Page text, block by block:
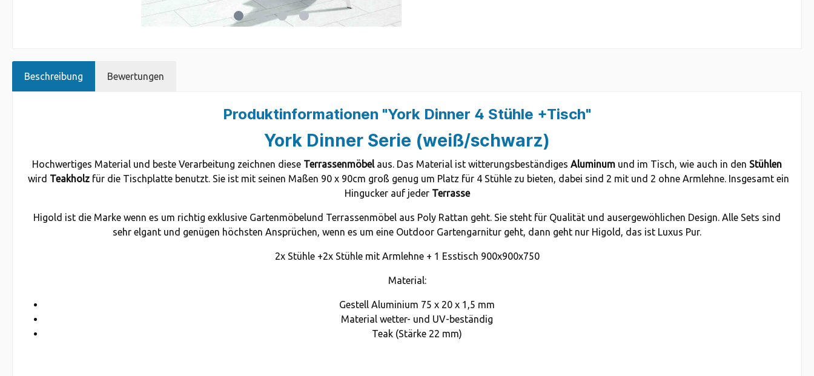
Beschreibung Bewertungen
Produktinformationen "York Dinner 4 Stühle +Tisch"
York Dinner Serie (weiß/schwarz)
Hochwertiges Material und beste Verarbeitung zeichnen diese Terrassenmöbelaus. Das Material ist witterungsbeständiges Aluminum und im Tisch, wie auch in den Stühlen
wird Teakholzfür die Tischplatte benutzt. Sie ist mit seinen Maßen 90 x 90cm groß genug um Platz für 4 Stühle zu bieten, dabei sind 2 mit und 2 ohne Armlehne. Insgesamt ein
Hingucker auf jeder Terrasse
Higold ist die Marke wenn es um richtig exklusive Gartenmöbelund Terrassenmöbel aus Poly Rattan geht. Sie steht für Qualität und ausergewöhlichen Design. Alle Sets sind
sehr elgant und genügen höchsten Ansprüchen, wenn es um eine Outdoor Gartengarnitur geht, dann geht nur Higold, das ist Luxus Pur.
2x Stühle +2x Stühle mit Armlehne + 1 Esstisch 900x900x750
Material:
Gestell Aluminium 75 x 20 x 1,5 mm
Material wetter- und UV-beständig
Teak (Stärke 22 mm)